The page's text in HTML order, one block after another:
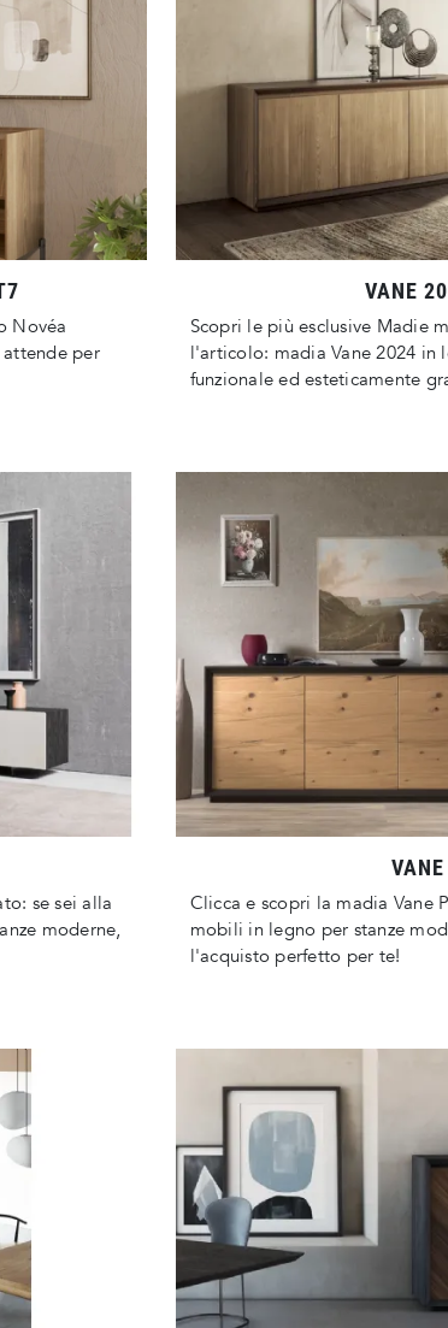
Novéa
per
VANE
Scopri le più esclusive Madie
l'articolo: madia Vane 2024 in
funzionale ed esteticamente
se sei alla
moderne,
VANE
Clicca e scopri la madia Vane
mobili in legno per stanze
l'acquisto perfetto per te!